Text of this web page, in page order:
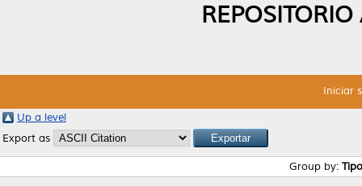
Iniciar
Up a level
Export as
Group by: